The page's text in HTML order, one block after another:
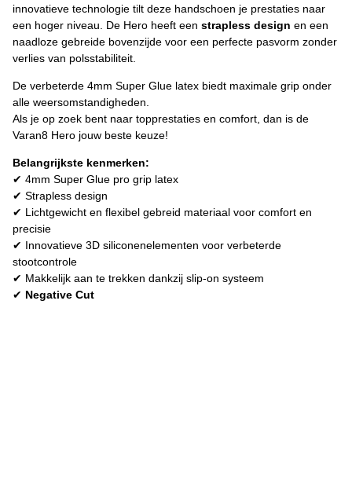
innovatieve technologie tilt deze handschoen je prestaties naar
een hoger niveau. De Hero heeft een strapless design en een
naadloze gebreide bovenzijde voor een perfecte pasvorm zonder
verlies van polsstabiliteit.
De verbeterde 4mm Super Glue latex biedt maximale grip onder
alle weersomstandigheden.
Als je op zoek bent naar topprestaties en comfort, dan is de
Varan8 Hero jouw beste keuze!
Belangrijkste kenmerken:
✔ 4mm Super Glue pro grip latex
✔ Strapless design
✔ Lichtgewicht en flexibel gebreid materiaal voor comfort en
precisie
✔ Innovatieve 3D siliconenelementen voor verbeterde
stootcontrole
✔ Makkelijk aan te trekken dankzij slip-on systeem
✔ Negative Cut